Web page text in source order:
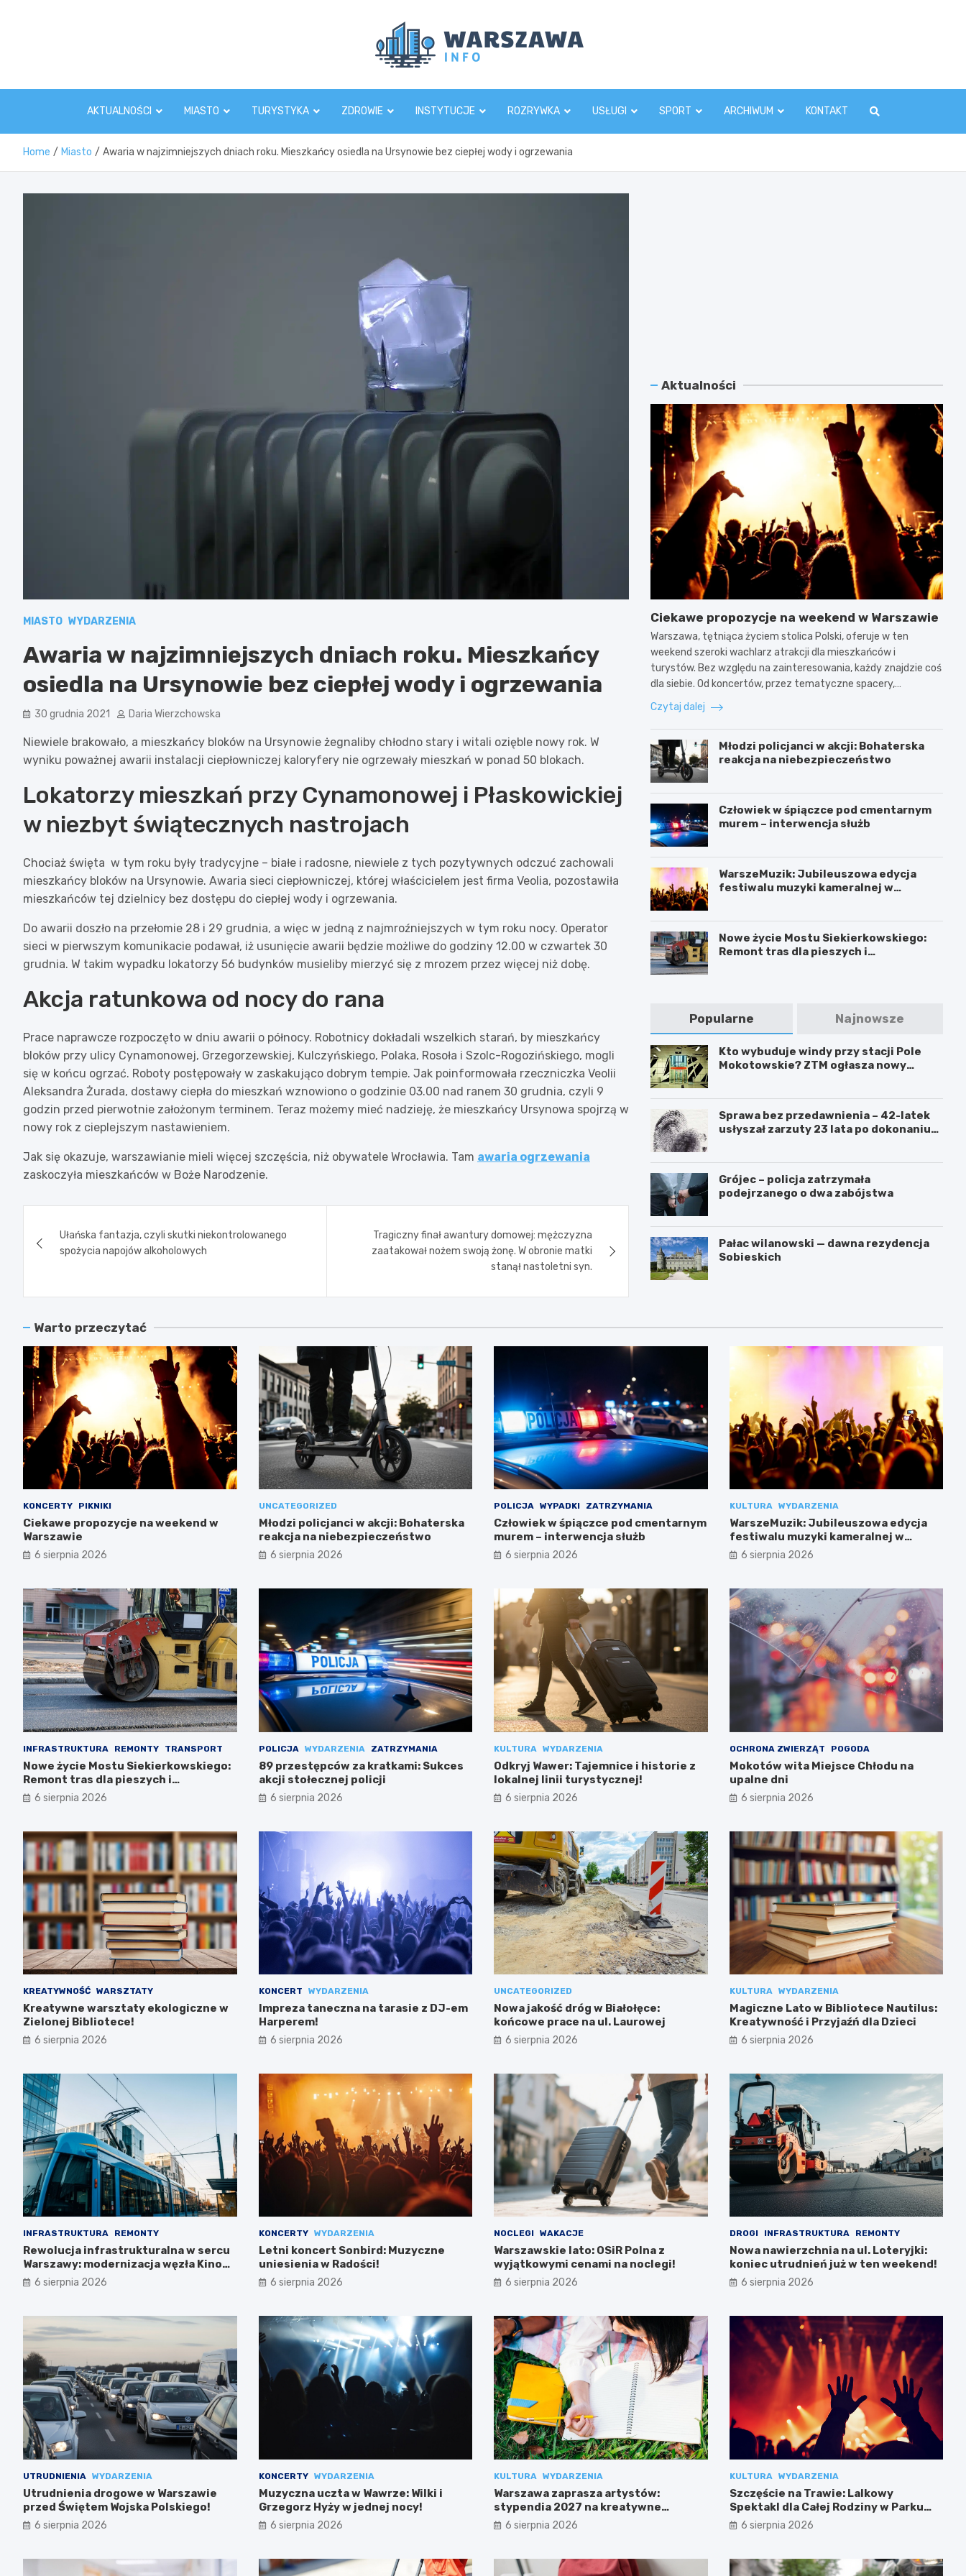
AKTUALNOŚCI MIASTO TURYSTYKA ZDROWIE INSTYTUCJE ROZRYWKA USŁUGI SPORT ARCHIWUM KONTAKT
Home Miasto Awaria w najzimniejszych dniach roku. Mieszkańcy osiedla na Ursynowie bez ciepłej wody i ogrzewania
MIASTO WYDARZENIA
Awaria w najzimniejszych dniach roku. Mieszkańcy
osiedla na Ursynowie bez ciepłej wody i ogrzewania
30 grudnia 2021 Daria Wierzchowska
Niewiele brakowało, a mieszkańcy bloków na Ursynowie żegnaliby chłodno stary i witali ozięble nowy rok. W
wyniku poważnej awarii instalacji ciepłowniczej kaloryfery nie ogrzewały mieszkań w ponad 50 blokach.
Lokatorzy mieszkań przy Cynamonowej i Płaskowickiej
w niezbyt świątecznych nastrojach
Chociaż święta w tym roku były tradycyjne – białe i radosne, niewiele z tych pozytywnych odczuć zachowali
mieszkańcy bloków na Ursynowie. Awaria sieci ciepłowniczej, której właścicielem jest firma Veolia, pozostawiła
mieszkańców tej dzielnicy bez dostępu do ciepłej wody i ogrzewania.
Do awarii doszło na przełomie 28 i 29 grudnia, a więc w jedną z najmroźniejszych w tym roku nocy. Operator
sieci w pierwszym komunikacie podawał, iż usunięcie awarii będzie możliwe do godziny 12.00 w czwartek 30
grudnia. W takim wypadku lokatorzy 56 budynków musieliby mierzyć się z mrozem przez więcej niż dobę.
Akcja ratunkowa od nocy do rana
Prace naprawcze rozpoczęto w dniu awarii o północy. Robotnicy dokładali wszelkich starań, by mieszkańcy
bloków przy ulicy Cynamonowej, Grzegorzewskiej, Kulczyńskiego, Polaka, Rosoła i Szolc-Rogozińskiego, mogli
się w końcu ogrzać. Roboty postępowały w zaskakująco dobrym tempie. Jak poinformowała rzeczniczka Veolii
Aleksandra Żurada, dostawy ciepła do mieszkań wznowiono o godzinie 03.00 nad ranem 30 grudnia, czyli 9
godzin przed pierwotnie założonym terminem. Teraz możemy mieć nadzieję, że mieszkańcy Ursynowa spojrzą w
nowy rok z cieplejszym nastawieniem.
Jak się okazuje, warszawianie mieli więcej szczęścia, niż obywatele Wrocławia. Tam awaria ogrzewania
zaskoczyła mieszkańców w Boże Narodzenie.
wpisu
Ułańska fantazja, czyli skutki niekontrolowanego
spożycia napojów alkoholowych
Tragiczny finał awantury domowej: mężczyzna
zaatakował nożem swoją żonę. W obronie matki
stanął nastoletni syn.
Aktualności
Ciekawe propozycje na weekend w Warszawie
Warszawa, tętniąca życiem stolica Polski, oferuje w ten
weekend szeroki wachlarz atrakcji dla mieszkańców i
turystów. Bez względu na zainteresowania, każdy znajdzie coś
dla siebie. Od koncertów, przez tematyczne spacery,…
Czytaj dalej
Młodzi policjanci w akcji: Bohaterska
reakcja na niebezpieczeństwo
Człowiek w śpiączce pod cmentarnym
murem – interwencja służb
WarszeMuzik: Jubileuszowa edycja
festiwalu muzyki kameralnej w
Nowe życie Mostu Siekierkowskiego:
Remont tras dla pieszych i
Popularne Najnowsze
Kto wybuduje windy przy stacji Pole
Mokotowskie? ZTM ogłasza nowy
Sprawa bez przedawnienia – 42-latek
usłyszał zarzuty 23 lata po dokonaniu
Grójec – policja zatrzymała
podejrzanego o dwa zabójstwa
Pałac wilanowski — dawna rezydencja
Sobieskich
Warto przeczytać
KONCERTY PIKNIKI
Ciekawe propozycje na weekend w
Warszawie
6 sierpnia 2026
UNCATEGORIZED
Młodzi policjanci w akcji: Bohaterska
reakcja na niebezpieczeństwo
6 sierpnia 2026
POLICJA WYPADKI ZATRZYMANIA
Człowiek w śpiączce pod cmentarnym
murem – interwencja służb
6 sierpnia 2026
KULTURA WYDARZENIA
WarszeMuzik: Jubileuszowa edycja
festiwalu muzyki kameralnej w
Warszawie
6 sierpnia 2026
INFRASTRUKTURA REMONTY TRANSPORT
Nowe życie Mostu Siekierkowskiego:
Remont tras dla pieszych i
rowerzystów
6 sierpnia 2026
POLICJA WYDARZENIA ZATRZYMANIA
89 przestępców za kratkami: Sukces
akcji stołecznej policji
6 sierpnia 2026
KULTURA WYDARZENIA
Odkryj Wawer: Tajemnice i historie z
lokalnej linii turystycznej!
6 sierpnia 2026
OCHRONA ZWIERZĄT POGODA
Mokotów wita Miejsce Chłodu na
upalne dni
6 sierpnia 2026
KREATYWNOŚĆ WARSZTATY
Kreatywne warsztaty ekologiczne w
Zielonej Bibliotece!
6 sierpnia 2026
KONCERT WYDARZENIA
Impreza taneczna na tarasie z DJ-em
Harperem!
6 sierpnia 2026
UNCATEGORIZED
Nowa jakość dróg w Białołęce:
końcowe prace na ul. Laurowej
6 sierpnia 2026
KULTURA WYDARZENIA
Magiczne Lato w Bibliotece Nautilus:
Kreatywność i Przyjaźń dla Dzieci
6 sierpnia 2026
INFRASTRUKTURA REMONTY
Rewolucja infrastrukturalna w sercu
Warszawy: modernizacja węzła Kino
Femina
6 sierpnia 2026
KONCERTY WYDARZENIA
Letni koncert Sonbird: Muzyczne
uniesienia w Radości!
6 sierpnia 2026
NOCLEGI WAKACJE
Warszawskie lato: OSiR Polna z
wyjątkowymi cenami na noclegi!
6 sierpnia 2026
DROGI INFRASTRUKTURA REMONTY
Nowa nawierzchnia na ul. Loteryjki:
koniec utrudnień już w ten weekend!
6 sierpnia 2026
UTRUDNIENIA WYDARZENIA
Utrudnienia drogowe w Warszawie
przed Świętem Wojska Polskiego!
6 sierpnia 2026
KONCERTY WYDARZENIA
Muzyczna uczta w Wawrze: Wilki i
Grzegorz Hyży w jednej nocy!
6 sierpnia 2026
KULTURA WYDARZENIA
Warszawa zaprasza artystów:
stypendia 2027 na kreatywne
projekty!
6 sierpnia 2026
KULTURA WYDARZENIA
Szczęście na Trawie: Lalkowy
Spektakl dla Całej Rodziny w Parku
Przy Bażantarni
6 sierpnia 2026